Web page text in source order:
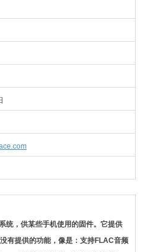
，供某些手机使用的固件。它提供
有提供的功能，像是：支持FLAC音频